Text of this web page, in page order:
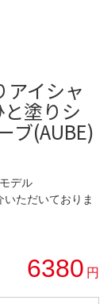
アイシャ
塗りシ
ブ(AUBE)
デル
ただいておりま
6380 円